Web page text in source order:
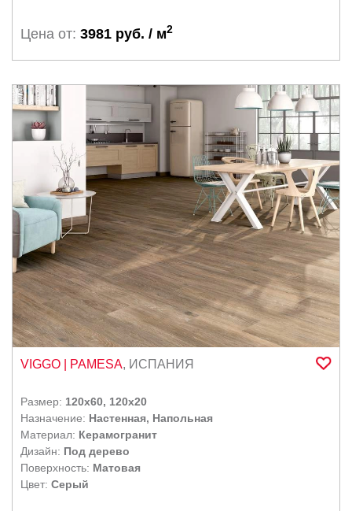
Цена от: 3981 руб. / м2
VIGGO | PAMESA, ИСПАНИЯ
Размер: 120x60, 120x20
Назначение: Настенная, Напольная
Материал: Керамогранит
Дизайн: Под дерево
Поверхность: Матовая
Цвет: Серый